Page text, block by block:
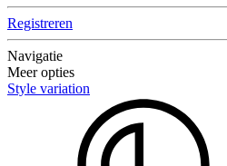
Registreren
Navigatie
Meer opties
Style variation